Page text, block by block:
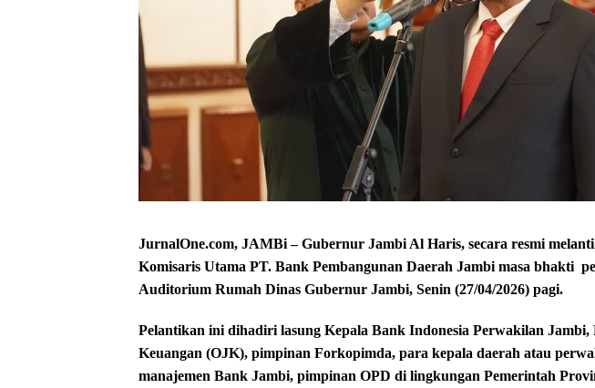
JurnalOne.com, JAMBi – Gubernur Jambi Al Haris, secara resmi
Komisaris Utama PT. Bank Pembangunan Daerah Jambi masa bhakti
Auditorium Rumah Dinas Gubernur Jambi, Senin (27/04/2026) pagi.
Pelantikan ini dihadiri lasung Kepala Bank Indonesia Perwakilan Jambi,
Keuangan (OJK), pimpinan Forkopimda, para kepala daerah atau
manajemen Bank Jambi, pimpinan OPD di lingkungan Pemerintah